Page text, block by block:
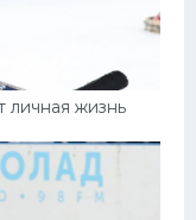
личная жизнь